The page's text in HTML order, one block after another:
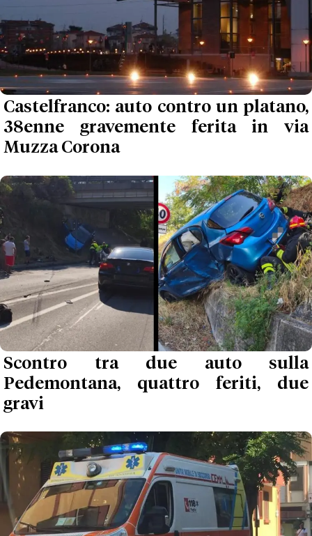
Castelfranco: auto contro un platano,
38enne gravemente ferita in via
Muzza Corona
Scontro tra due auto sulla
Pedemontana, quattro feriti, due
gravi